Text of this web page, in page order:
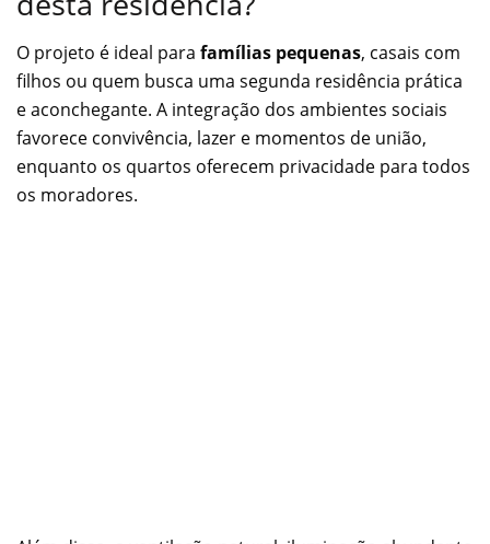
O projeto é ideal para famílias pequenas, casais com
filhos ou quem busca uma segunda residência prática
e aconchegante. A integração dos ambientes sociais
favorece convivência, lazer e momentos de união,
enquanto os quartos oferecem privacidade para todos
os moradores.